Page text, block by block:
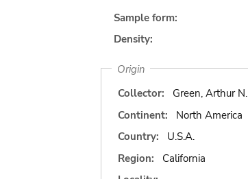
Sample form:
Density:
Origin
Collector:
Green, Arthur N.
Continent:
North America
Country:
U.S.A.
Region:
California